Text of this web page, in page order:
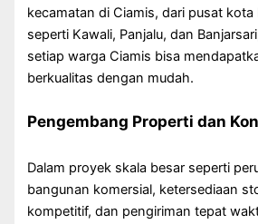
kecamatan di Ciamis, dari pusat
seperti Kawali, Panjalu, dan
setiap warga Ciamis bisa
berkualitas dengan mudah.
Pengembang Properti dan
Dalam proyek skala besar seperti
bangunan komersial, ketersediaan
kompetitif, dan pengiriman tepat